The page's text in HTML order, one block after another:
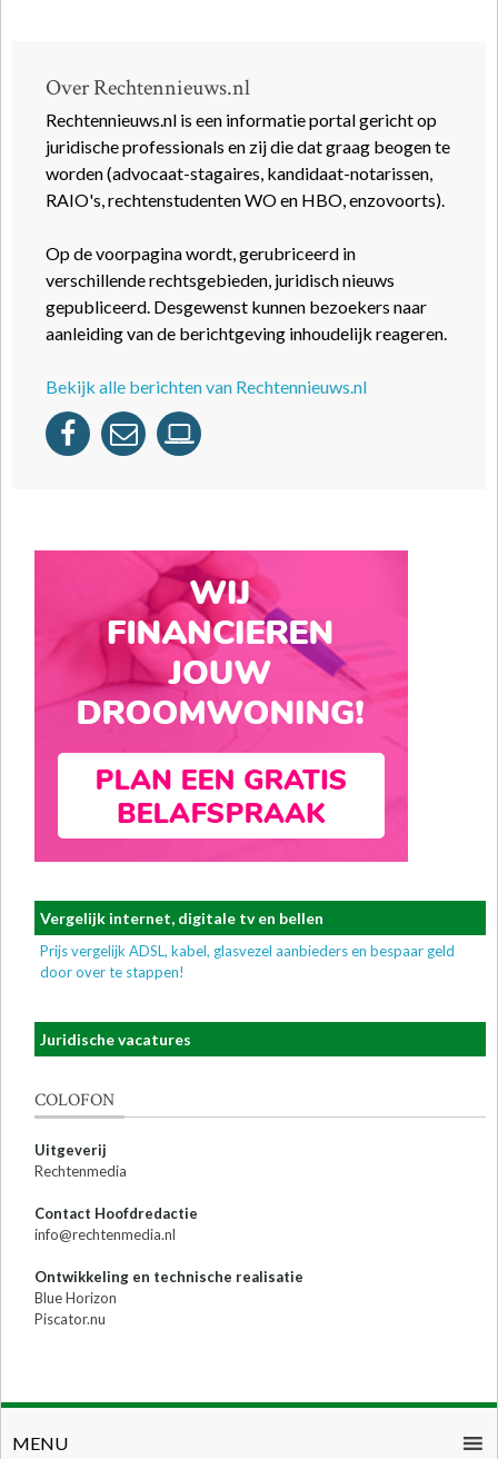
Over Rechtennieuws.nl
Rechtennieuws.nl is een informatie portal gericht op
juridische professionals en zij die dat graag beogen te
worden (advocaat-stagaires, kandidaat-notarissen,
RAIO's, rechtenstudenten WO en HBO, enzovoorts).
Op de voorpagina wordt, gerubriceerd in
verschillende rechtsgebieden, juridisch nieuws
gepubliceerd. Desgewenst kunnen bezoekers naar
aanleiding van de berichtgeving inhoudelijk reageren.
Bekijk alle berichten van Rechtennieuws.nl
Vergelijk internet, digitale tv en bellen
Prijs vergelijk ADSL, kabel, glasvezel aanbieders en bespaar geld
door over te stappen!
Juridische vacatures
COLOFON
Uitgeverij
Rechtenmedia
Contact Hoofdredactie
info@rechtenmedia.nl
Ontwikkeling en technische realisatie
Blue Horizon
Piscator.nu
MENU